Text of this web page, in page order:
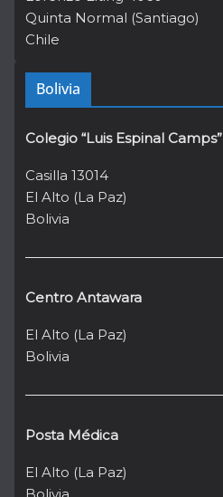
Quinta Normal (Santiago)
Chile
Bolivia
Colegio “Luis Espinal Camps”
Casilla 13014
El Alto (La Paz)
Bolivia
Centro Antawara
El Alto (La Paz)
Bolivia
Posta Médica
El Alto (La Paz)